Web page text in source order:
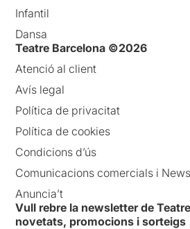
Infantil
Dansa
Teatre Barcelona ©2026
Atenció al client
Avís legal
Política de privacitat
Política de cookies
Condicions d’ús
Comunicacions comercials i
Anuncia’t
Vull rebre la newsletter de
novetats, promocions i sorteigs